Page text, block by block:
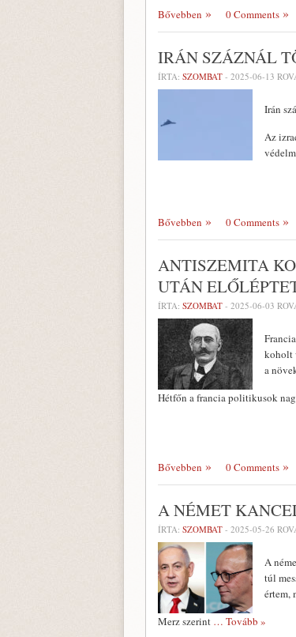
Bővebben 0 Comments
IRÁN SZÁZNÁL
ÍRTA: SZOMBAT - 2025-06-13
Irán
Az
Bővebben 0 Comments
ANTISZEMITA
UTÁN
ÍRTA: SZOMBAT - 2025-06-03
koholt
a
Hétfőn a francia politikusok
Bővebben 0 Comments
A NÉMET
ÍRTA: SZOMBAT - 2025-05-26
A
túl
értem,
Merz szerint … Tovább »